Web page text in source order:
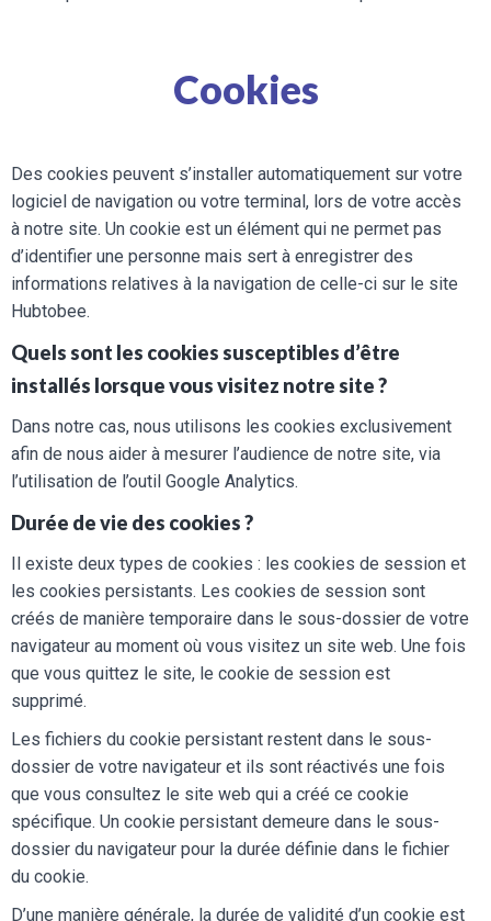
Cookies
Des cookies peuvent s’installer automatiquement sur votre
logiciel de navigation ou votre terminal, lors de votre accès
à notre site. Un cookie est un élément qui ne permet pas
d’identifier une personne mais sert à enregistrer des
informations relatives à la navigation de celle-ci sur le site
Hubtobee.
Quels sont les cookies susceptibles d’être
installés lorsque vous visitez notre site ?
Dans notre cas, nous utilisons les cookies exclusivement
afin de nous aider à mesurer l’audience de notre site, via
l’utilisation de l’outil Google Analytics.
Durée de vie des cookies ?
Il existe deux types de cookies : les cookies de session et
les cookies persistants. Les cookies de session sont
créés de manière temporaire dans le sous-dossier de votre
navigateur au moment où vous visitez un site web. Une fois
que vous quittez le site, le cookie de session est
supprimé.
Les fichiers du cookie persistant restent dans le sous-
dossier de votre navigateur et ils sont réactivés une fois
que vous consultez le site web qui a créé ce cookie
spécifique. Un cookie persistant demeure dans le sous-
dossier du navigateur pour la durée définie dans le fichier
du cookie.
D’une manière générale, la durée de validité d’un cookie est